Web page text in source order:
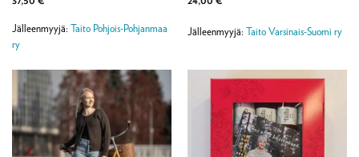
Jälleenmyyjä: Taito Pohjois-Pohjanmaa
ry
Jälleenmyyjä: Taito Varsinais-Suomi ry